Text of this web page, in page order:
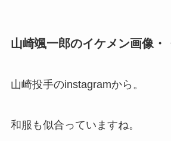
山崎颯一郎のイケメン画像・
山崎投手のinstagramから。
和服も似合っていますね。